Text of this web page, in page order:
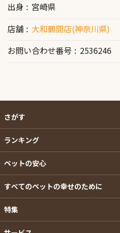
出身
宮崎県
店舗
大和鶴間店(神奈川県)
お問い合わせ番号
2536246
さがす
ランキング
ペットの安心
すべてのペットの幸せのために
特集